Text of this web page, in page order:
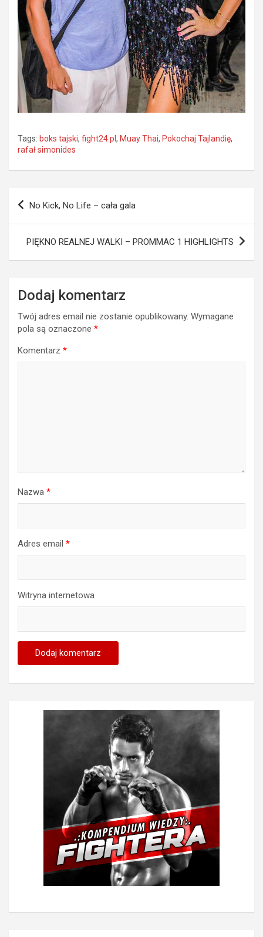
Tags: boks tajski, fight24.pl , Muay Thai, Pokochaj Tajlandię,
rafał simonides
Nawigacja
No Kick, No Life – cała gala
PIĘKNO REALNEJ WALKI – PROMMAC 1 HIGHLIGHTS
Dodaj komentarz
Twój adres email nie zostanie opublikowany. Wymagane
pola są oznaczone *
Komentarz *
Nazwa *
Adres email *
Witryna internetowa